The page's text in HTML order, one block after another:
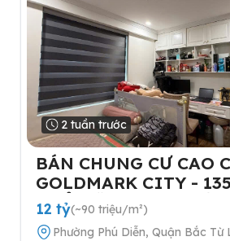
2 tuần trước
BÁN CHUNG CƯ CAO
GOLDMARK CITY -
NGỦ-TẶNG FULL NỘI
SLOT Ô TÔ
12 tỷ(~90 triệu/m²)
Phường Phú Diễn, Quận Bắc Từ